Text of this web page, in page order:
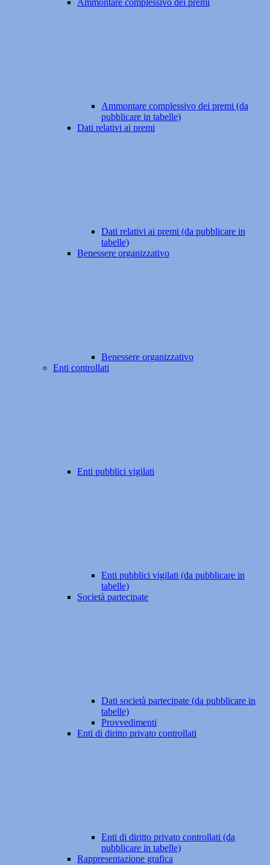
Ammontare complessivo dei premi
Ammontare complessivo dei premi (da
pubblicare in tabelle)
Dati relativi ai premi
Dati relativi ai premi (da pubblicare in
tabelle)
Benessere organizzativo
Benessere organizzativo
Enti controllati
Enti pubblici vigilati
Enti pubblici vigilati (da pubblicare in
tabelle)
Società partecipate
Dati società partecipate (da pubblicare in
tabelle)
Provvedimenti
Enti di diritto privato controllati
Enti di diritto privato controllati (da
pubblicare in tabelle)
Rappresentazione grafica